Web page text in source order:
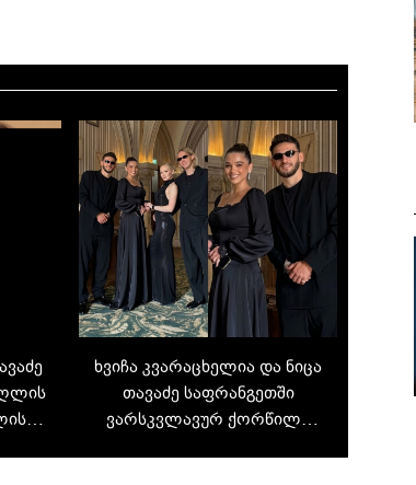
ხვიჩა კვარაცხელია და ნიცა
თავაძე საფრანგეთში
ვარსკვლავურ ქორწილს